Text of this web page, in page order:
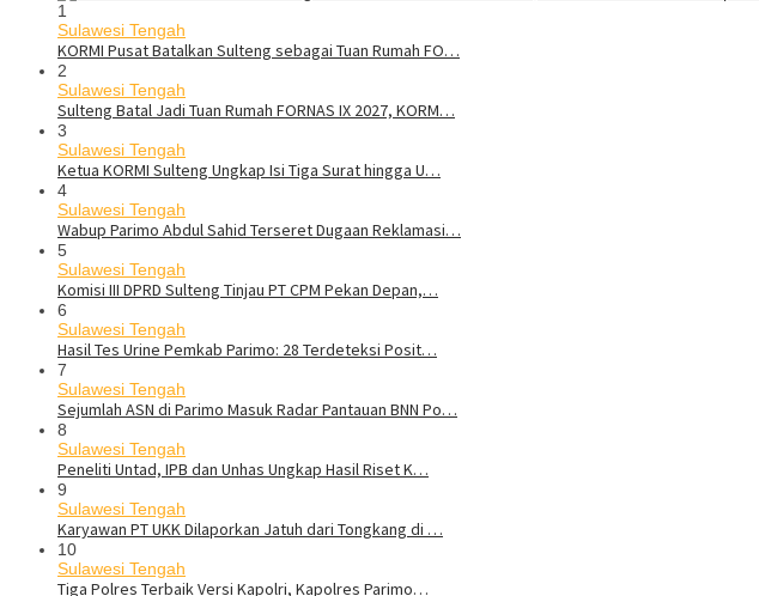
1
Sulawesi Tengah
KORMI Pusat Batalkan Sulteng sebagai Tuan Rumah FO…
2
Sulawesi Tengah
Sulteng Batal Jadi Tuan Rumah FORNAS IX 2027, KORM…
3
Sulawesi Tengah
Ketua KORMI Sulteng Ungkap Isi Tiga Surat hingga U…
4
Sulawesi Tengah
Wabup Parimo Abdul Sahid Terseret Dugaan Reklamasi…
5
Sulawesi Tengah
Komisi III DPRD Sulteng Tinjau PT CPM Pekan Depan,…
6
Sulawesi Tengah
Hasil Tes Urine Pemkab Parimo: 28 Terdeteksi Posit…
7
Sulawesi Tengah
Sejumlah ASN di Parimo Masuk Radar Pantauan BNN Po…
8
Sulawesi Tengah
Peneliti Untad, IPB dan Unhas Ungkap Hasil Riset K…
9
Sulawesi Tengah
Karyawan PT UKK Dilaporkan Jatuh dari Tongkang di …
10
Sulawesi Tengah
Tiga Polres Terbaik Versi Kapolri, Kapolres Parimo…